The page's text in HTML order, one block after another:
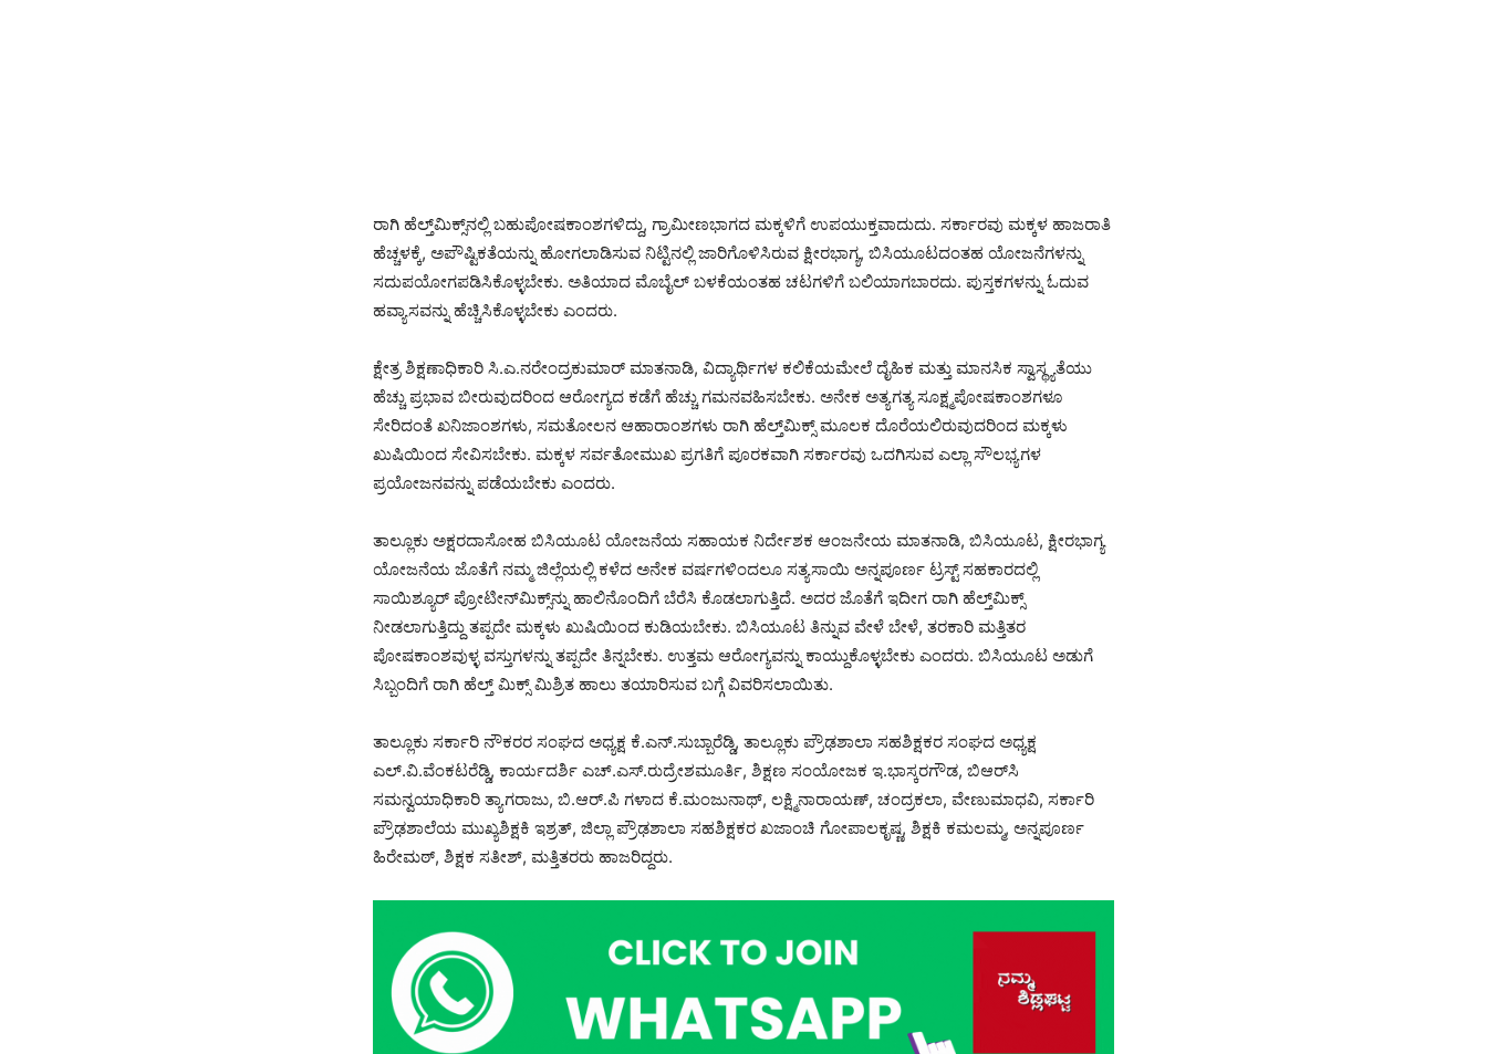
ರಾಗಿ ಹೆಲ್ತ್‌ಮಿಕ್ಸ್‌ನಲ್ಲಿ ಬಹುಪೋಷಕಾಂಶಗಳಿದ್ದು, ಗ್ರಾಮೀಣಭಾಗದ ಮಕ್ಕಳಿಗೆ ಉಪಯುಕ್ತವಾದುದು. ಸರ್ಕಾರವು ಮಕ್ಕಳ ಹಾಜರಾತಿ
ಹೆಚ್ಚಳಕ್ಕೆ, ಅಪೌಷ್ಟಿಕತೆಯನ್ನು ಹೋಗಲಾಡಿಸುವ ನಿಟ್ಟಿನಲ್ಲಿ ಜಾರಿಗೊಳಿಸಿರುವ ಕ್ಷೀರಭಾಗ್ಯ, ಬಿಸಿಯೂಟದಂತಹ ಯೋಜನೆಗಳನ್ನು
ಸದುಪಯೋಗಪಡಿಸಿಕೊಳ್ಳಬೇಕು. ಅತಿಯಾದ ಮೊಬೈಲ್ ಬಳಕೆಯಂತಹ ಚಟಗಳಿಗೆ ಬಲಿಯಾಗಬಾರದು. ಪುಸ್ತಕಗಳನ್ನು ಓದುವ
ಹವ್ಯಾಸವನ್ನು ಹೆಚ್ಚಿಸಿಕೊಳ್ಳಬೇಕು ಎಂದರು.
ಕ್ಷೇತ್ರ ಶಿಕ್ಷಣಾಧಿಕಾರಿ ಸಿ.ಎ.ನರೇಂದ್ರಕುಮಾರ್ ಮಾತನಾಡಿ, ವಿದ್ಯಾರ್ಥಿಗಳ ಕಲಿಕೆಯಮೇಲೆ ದೈಹಿಕ ಮತ್ತು ಮಾನಸಿಕ ಸ್ವಾಸ್ಥ್ಯತೆಯು
ಹೆಚ್ಚು ಪ್ರಭಾವ ಬೀರುವುದರಿಂದ ಆರೋಗ್ಯದ ಕಡೆಗೆ ಹೆಚ್ಚು ಗಮನವಹಿಸಬೇಕು. ಅನೇಕ ಅತ್ಯಗತ್ಯ ಸೂಕ್ಷ್ಮಪೋಷಕಾಂಶಗಳೂ
ಸೇರಿದಂತೆ ಖನಿಜಾಂಶಗಳು, ಸಮತೋಲನ ಆಹಾರಾಂಶಗಳು ರಾಗಿ ಹೆಲ್ತ್‌ಮಿಕ್ಸ್ ಮೂಲಕ ದೊರೆಯಲಿರುವುದರಿಂದ ಮಕ್ಕಳು
ಖುಷಿಯಿಂದ ಸೇವಿಸಬೇಕು. ಮಕ್ಕಳ ಸರ್ವತೋಮುಖ ಪ್ರಗತಿಗೆ ಪೂರಕವಾಗಿ ಸರ್ಕಾರವು ಒದಗಿಸುವ ಎಲ್ಲಾ ಸೌಲಭ್ಯಗಳ
ಪ್ರಯೋಜನವನ್ನು ಪಡೆಯಬೇಕು ಎಂದರು.
ತಾಲ್ಲೂಕು ಅಕ್ಷರದಾಸೋಹ ಬಿಸಿಯೂಟ ಯೋಜನೆಯ ಸಹಾಯಕ ನಿರ್ದೇಶಕ ಆಂಜನೇಯ ಮಾತನಾಡಿ, ಬಿಸಿಯೂಟ, ಕ್ಷೀರಭಾಗ್ಯ
ಯೋಜನೆಯ ಜೊತೆಗೆ ನಮ್ಮ ಜಿಲ್ಲೆಯಲ್ಲಿ ಕಳೆದ ಅನೇಕ ವರ್ಷಗಳಿಂದಲೂ ಸತ್ಯಸಾಯಿ ಅನ್ನಪೂರ್ಣ ಟ್ರಸ್ಟ್ ಸಹಕಾರದಲ್ಲಿ
ಸಾಯಿಶ್ಯೂರ್ ಪ್ರೋಟೀನ್‌ಮಿಕ್ಸ್‌ನ್ನು ಹಾಲಿನೊಂದಿಗೆ ಬೆರೆಸಿ ಕೊಡಲಾಗುತ್ತಿದೆ. ಅದರ ಜೊತೆಗೆ ಇದೀಗ ರಾಗಿ ಹೆಲ್ತ್‌ಮಿಕ್ಸ್
ನೀಡಲಾಗುತ್ತಿದ್ದು ತಪ್ಪದೇ ಮಕ್ಕಳು ಖುಷಿಯಿಂದ ಕುಡಿಯಬೇಕು. ಬಿಸಿಯೂಟ ತಿನ್ನುವ ವೇಳೆ ಬೇಳೆ, ತರಕಾರಿ ಮತ್ತಿತರ
ಪೋಷಕಾಂಶವುಳ್ಳ ವಸ್ತುಗಳನ್ನು ತಪ್ಪದೇ ತಿನ್ನಬೇಕು. ಉತ್ತಮ ಆರೋಗ್ಯವನ್ನು ಕಾಯ್ದುಕೊಳ್ಳಬೇಕು ಎಂದರು. ಬಿಸಿಯೂಟ ಅಡುಗೆ
ಸಿಬ್ಬಂದಿಗೆ ರಾಗಿ ಹೆಲ್ತ್ ಮಿಕ್ಸ್ ಮಿಶ್ರಿತ ಹಾಲು ತಯಾರಿಸುವ ಬಗ್ಗೆ ವಿವರಿಸಲಾಯಿತು.
ತಾಲ್ಲೂಕು ಸರ್ಕಾರಿ ನೌಕರರ ಸಂಘದ ಅಧ್ಯಕ್ಷ ಕೆ.ಎನ್.ಸುಬ್ಬಾರೆಡ್ಡಿ, ತಾಲ್ಲೂಕು ಪ್ರೌಢಶಾಲಾ ಸಹಶಿಕ್ಷಕರ ಸಂಘದ ಅಧ್ಯಕ್ಷ
ಎಲ್.ವಿ.ವೆಂಕಟರೆಡ್ಡಿ, ಕಾರ್ಯದರ್ಶಿ ಎಚ್.ಎಸ್.ರುದ್ರೇಶಮೂರ್ತಿ, ಶಿಕ್ಷಣ ಸಂಯೋಜಕ ಇ.ಭಾಸ್ಕರಗೌಡ, ಬಿಆರ್‌ಸಿ
ಸಮನ್ವಯಾಧಿಕಾರಿ ತ್ಯಾಗರಾಜು, ಬಿ.ಆರ್.ಪಿ ಗಳಾದ ಕೆ.ಮಂಜುನಾಥ್, ಲಕ್ಷ್ಮಿನಾರಾಯಣ್, ಚಂದ್ರಕಲಾ, ವೇಣುಮಾಧವಿ, ಸರ್ಕಾರಿ
ಪ್ರೌಢಶಾಲೆಯ ಮುಖ್ಯಶಿಕ್ಷಕಿ ಇಶ್ರತ್, ಜಿಲ್ಲಾ ಪ್ರೌಢಶಾಲಾ ಸಹಶಿಕ್ಷಕರ ಖಜಾಂಚಿ ಗೋಪಾಲಕೃಷ್ಣ, ಶಿಕ್ಷಕಿ ಕಮಲಮ್ಮ, ಅನ್ನಪೂರ್ಣ
ಹಿರೇಮಠ್, ಶಿಕ್ಷಕ ಸತೀಶ್, ಮತ್ತಿತರರು ಹಾಜರಿದ್ದರು.